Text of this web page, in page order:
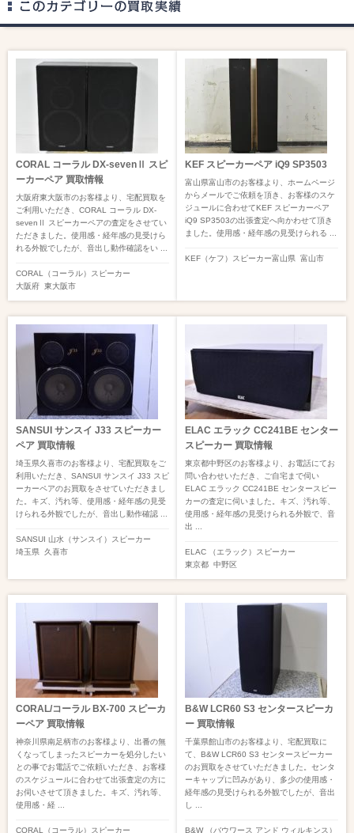
CORAL コーラル DX-sevenⅡ スピ
ーカーペア 買取情報
大阪府東大阪市のお客様より、宅配買取を
ご利用いただき、CORAL コーラル DX-
sevenⅡ スピーカーペアの査定をさせてい
ただきました。使用感・経年感の見受けら
れる外観でしたが、音出し動作確認をい ...
CORAL（コーラル） スピーカー
大阪府 東大阪市
KEF スピーカーペア iQ9 SP3503
富山県富山市のお客様より、ホームページ
からメールでご依頼を頂き、お客様のスケ
ジュールに合わせてKEF スピーカーペア
iQ9 SP3503の出張査定へ向かわせて頂き
ました。使用感・経年感の見受けられる ...
KEF（ケフ） スピーカー富山県 富山市
SANSUI サンスイ J33 スピーカー
ペア 買取情報
埼玉県久喜市のお客様より、宅配買取をご
利用いただき、SANSUI サンスイ J33 スピ
ーカーペアのお買取をさせていただきまし
た。キズ、汚れ等、使用感・経年感の見受
けられる外観でしたが、音出し動作確認 ...
SANSUI 山水（サンスイ） スピーカー
埼玉県 久喜市
ELAC エラック CC241BE センター
スピーカー 買取情報
東京都中野区のお客様より、お電話にてお
問い合わせいただき、ご自宅まで伺い
ELAC エラック CC241BE センタースピー
カーの査定に伺いました。キズ、汚れ等、
使用感・経年感の見受けられる外観で、音
出 ...
ELAC （エラック） スピーカー
東京都 中野区
CORAL/コーラル BX-700 スピーカ
ーペア 買取情報
神奈川県南足柄市のお客様より、出番の無
くなってしまったスピーカーを処分したい
との事でお電話でご依頼いただき、お客様
のスケジュールに合わせて出張査定の方に
お伺いさせて頂きました。キズ、汚れ等、
使用感・経 ...
CORAL（コーラル） スピーカー
B&W LCR60 S3 センタースピーカ
ー 買取情報
千葉県館山市のお客様より、宅配買取に
て、B&W LCR60 S3 センタースピーカー
のお買取をさせていただきました。センタ
ーキャップに凹みがあり、多少の使用感・
経年感の見受けられる外観でしたが、音出
し ...
B&W （バウワース アンド ウィルキンス）